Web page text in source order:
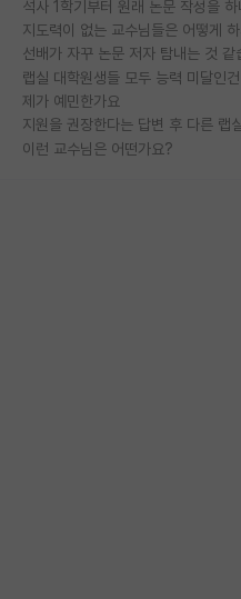
석사 1학기부터 원래 논문 작성을
지도력이 없는 교수님들은 어떻게
선배가 자꾸 논문 저자 탐내는 것 같
제가 예민한가요
지원을 권장한다는 답변 후 다른 랩
이런 교수님은 어떤가요?